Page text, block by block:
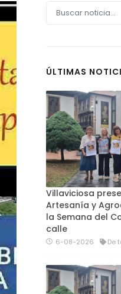
ÚLTIMAS
Villaviciosa
Artesanía y
la Semana del
calle
6-08-2026 De